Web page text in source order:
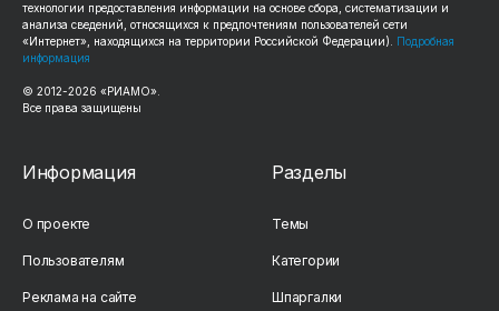
технологии предоставления информации на основе сбора, систематизации и
анализа сведений, относящихся к предпочтениям пользователей сети
«Интернет», находящихся на территории Российской Федерации). Подробная
информация
© 2012-2026 «РИАМО».
Все права защищены
Информация
О проекте
Пользователям
Реклама на сайте
Разделы
Темы
Категории
Шпаргалки